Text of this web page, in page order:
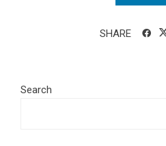
SHARE
Search